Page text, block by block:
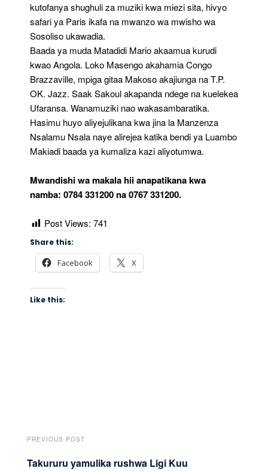
kutofanya shughuli za muziki kwa miezi sita, hivyo
safari ya Paris ikafa na mwanzo wa mwisho wa
Sosoliso ukawadia.
Baada ya muda Matadidi Mario akaamua kurudi
kwao Angola. Loko Masengo akahamia Congo
Brazzaville, mpiga gitaa Makoso akajiunga na T.P.
OK. Jazz. Saak Sakoul akapanda ndege na kuelekea
Ufaransa. Wanamuziki nao wakasambaratika.
Hasimu huyo aliyejulikana kwa jina la Manzenza
Nsalamu Nsala naye alirejea katika bendi ya Luambo
Makiadi baada ya kumaliza kazi aliyotumwa.
Mwandishi wa makala hii anapatikana kwa
namba: 0784 331200 na 0767 331200.
Post Views: 741
Share this:
Facebook X
Like this:
PREVIOUS POST
Takururu yamulika rushwa Ligi Kuu